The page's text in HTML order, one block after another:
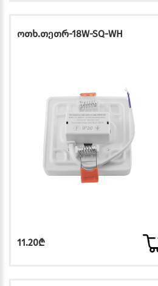
ოთხ.თეთრ-18W-SQ-WH
11.20₾